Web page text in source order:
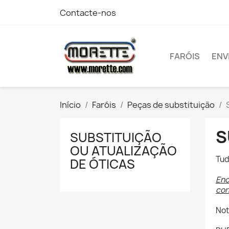
Contacte-nos
FARÓIS
Início Faróis Peças de substituição
SUBSTITUIÇÃO
OU ATUALIZAÇÃO
DE ÓTICAS